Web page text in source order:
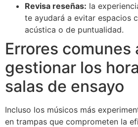
Revisa reseñas: la
te ayudará a evitar espacios
acústica o de puntualidad.
Errores comunes
gestionar los
salas de ensayo
Incluso los músicos más
en trampas que comprometen la